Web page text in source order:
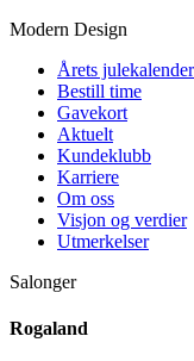
Modern Design
Årets
Bestill time
Gavekort
Aktuelt
Kundeklubb
Karriere
Om oss
Visjon og verdier
Utmerkelser
Salonger
Rogaland